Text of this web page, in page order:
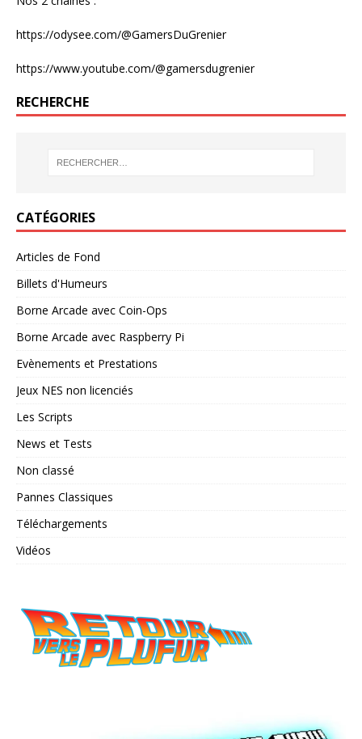
https://odysee.com/@GamersDuGrenier
https://www.youtube.com/@gamersdugrenier
RECHERCHE
CATÉGORIES
Articles de Fond
Billets d'Humeurs
Borne Arcade avec Coin-Ops
Borne Arcade avec Raspberry Pi
Evènements et Prestations
Jeux NES non licenciés
Les Scripts
News et Tests
Non classé
Pannes Classiques
Téléchargements
Vidéos